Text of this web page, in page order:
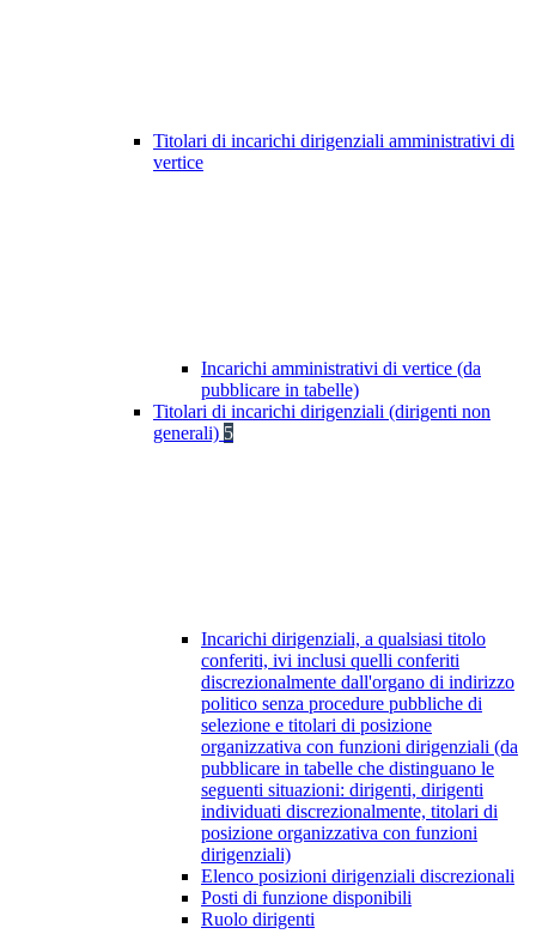
Titolari di incarichi dirigenziali amministrativi di
vertice
Incarichi amministrativi di vertice (da
pubblicare in tabelle)
Titolari di incarichi dirigenziali (dirigenti non
generali) 5
Incarichi dirigenziali, a qualsiasi titolo
conferiti, ivi inclusi quelli conferiti
discrezionalmente dall'organo di indirizzo
politico senza procedure pubbliche di
selezione e titolari di posizione
organizzativa con funzioni dirigenziali (da
pubblicare in tabelle che distinguano le
seguenti situazioni: dirigenti, dirigenti
individuati discrezionalmente, titolari di
posizione organizzativa con funzioni
dirigenziali)
Elenco posizioni dirigenziali discrezionali
Posti di funzione disponibili
Ruolo dirigenti